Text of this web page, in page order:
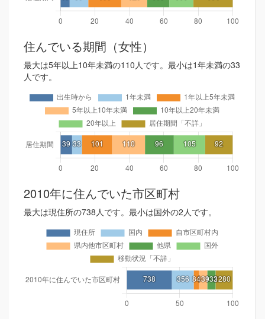
住んでいる期間（女性）
最大は5年以上10年未満の110人です。最小は1年未満の33
人です。
2010年に住んでいた市区町村
最大は現住所の738人です。最小は国外の2人です。